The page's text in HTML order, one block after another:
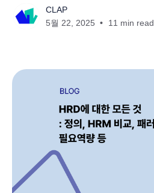
CLAP
5월 22, 2025
11 min read